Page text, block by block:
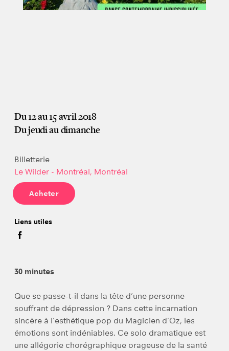
Du 12 au 15 avril 2018
Du jeudi au dimanche
Billetterie
Le Wilder - Montréal, Montréal
Acheter
Liens utiles
30 minutes
Que se passe-t-il dans la tête d’une personne
souffrant de dépression ? Dans cette incarnation
sincère à l’esthétique pop du Magicien d’Oz, les
émotions sont indéniables. Ce solo dramatique est
une allégorie chorégraphique orageuse de la santé